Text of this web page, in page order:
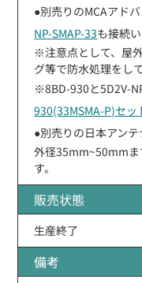
●別売りのMCAアド
NP-SMAP-33も接続い
※注意点として、屋
グ等で防水処理をし
※8BD-930と5D2V-
930(33MSMA-P)セッ
●別売りの日本アン
外径35mm~50mmま
す。
販売状態
生産終了
備考